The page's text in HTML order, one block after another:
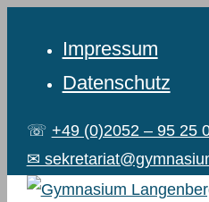
Impressum
Datenschutz
☏ +49 (0)2052 – 95 25
✉